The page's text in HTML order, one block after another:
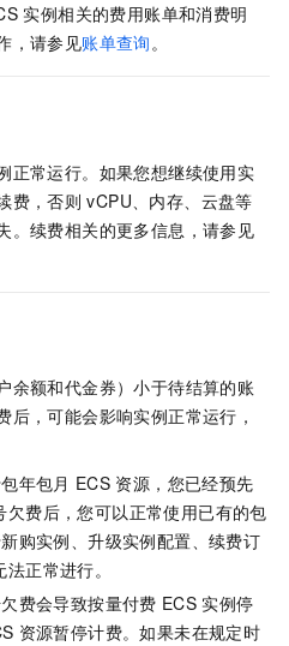
实例相关的费用账单和消费明
，请参见账单查询。
正常运行。如果您想继续使用实
费，否则 vCPU、内存、云盘等
。续费相关的更多信息，请参见
余额和代金券）小于待结算的账
，可能会影响实例正常运行，
年包月 ECS 资源，您已经预先
费后，您可以正常使用已有的包
购实例、升级实例配置、续费订
正常进行。
欠费会导致按量付费 ECS 实例停
资源暂停计费。如果未在规定时